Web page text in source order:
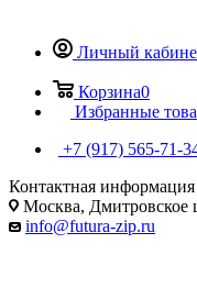
Личный
Корзина0
Избранные
+7 (917) 565-71-
Контактная информация
Москва, Дмитровское
info@futura-zip.ru